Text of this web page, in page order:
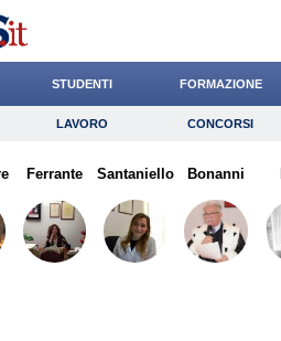
STUDENTI FORMAZIONE
Lavoro Concorsi
Risparmio Diritto
LAVORO CONCORSI
Ferrante Santaniello Bonanni